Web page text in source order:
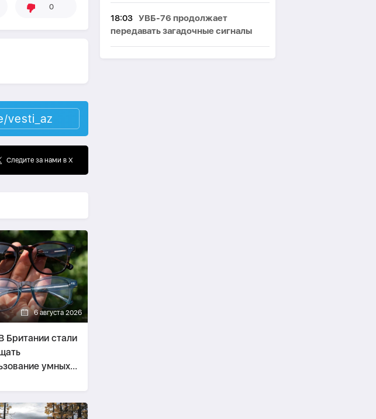
0
vesti_az
Следите за нами в X
6 августа 2026
Британии стали
умных
18:03 УВБ-76 продолжает
передавать загадочные сигналы
17:48 В мире зафиксирован рост